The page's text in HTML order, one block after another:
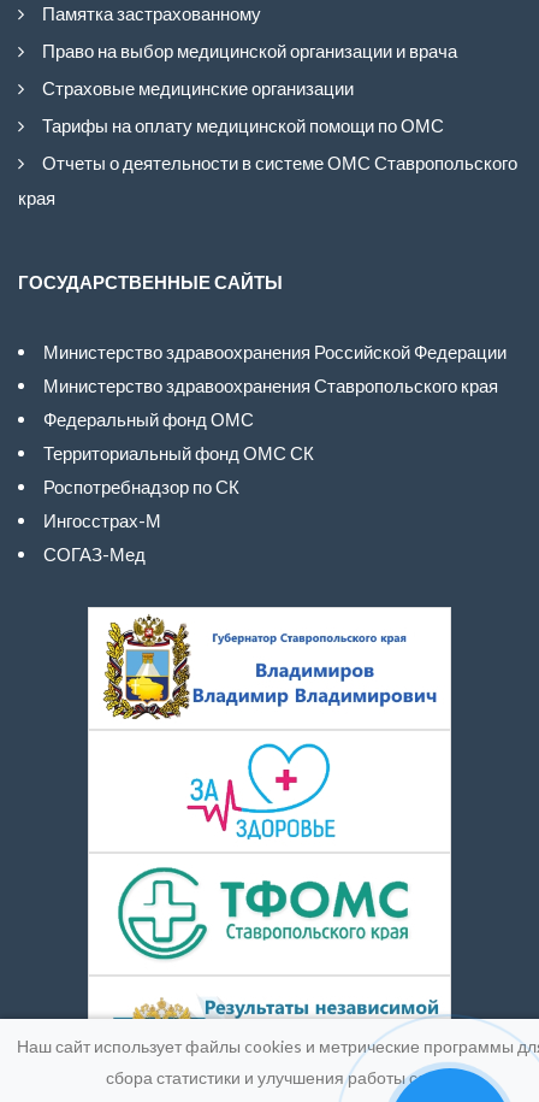
Памятка застрахованному
Право на выбор медицинской организации и врача
Страховые медицинские организации
Тарифы на оплату медицинской помощи по ОМС
Отчеты о деятельности в системе ОМС Ставропольского
края
ГОСУДАРСТВЕННЫЕ САЙТЫ
Министерство здравоохранения Российской Федерации
Министерство здравоохранения Ставропольского края
Федеральный фонд ОМС
Территориальный фонд ОМС СК
Роспотребнадзор по СК
Ингосстрах-М
СОГАЗ-Мед
Наш сайт использует файлы cookies и метрические программы
сбора статистики и улучшения работы сайта.